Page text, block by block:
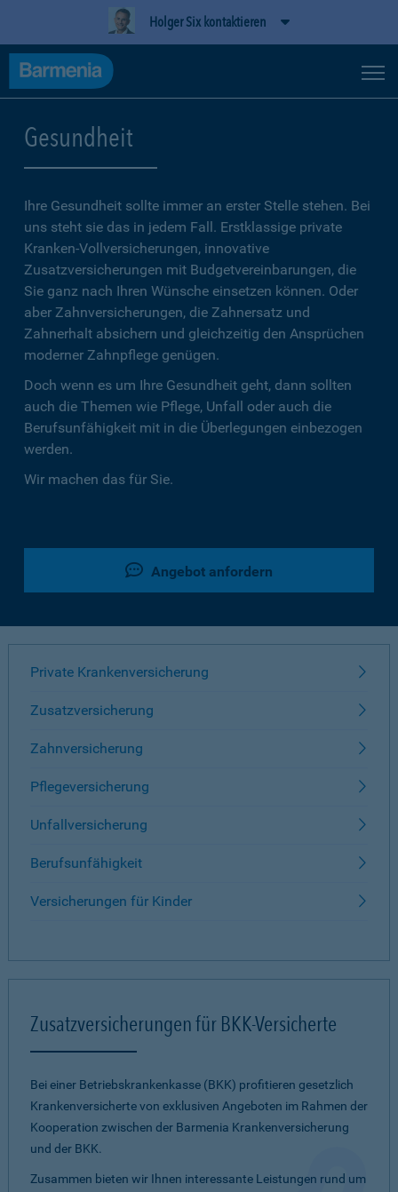
Holger Six kontaktieren
Gesundheit
Ihre Gesundheit sollte immer an erster Stelle stehen. Bei
uns steht sie das in jedem Fall. Erstklassige private
Kranken-Vollversicherungen, innovative
Zusatzversicherungen mit Budgetvereinbarungen, die
Sie ganz nach Ihren Wünsche einsetzen können. Oder
aber Zahnversicherungen, die Zahnersatz und
Zahnerhalt absichern und gleichzeitig den Ansprüchen
moderner Zahnpflege genügen.
Doch wenn es um Ihre Gesundheit geht, dann sollten
auch die Themen wie Pflege, Unfall oder auch die
Berufsunfähigkeit mit in die Überlegungen einbezogen
werden.
Wir machen das für Sie.
Angebot anfordern
Private Krankenversicherung
Zusatzversicherung
Zahnversicherung
Pflegeversicherung
Unfallversicherung
Berufsunfähigkeit
Versicherungen für Kinder
Zusatzversicherungen für BKK-Versicherte
Bei einer Betriebskrankenkasse (BKK) profitieren gesetzlich
Krankenversicherte von exklusiven Angeboten im Rahmen der
Kooperation zwischen der Barmenia Krankenversicherung
und der BKK.
Zusammen bieten wir Ihnen interessante Leistungen rund um